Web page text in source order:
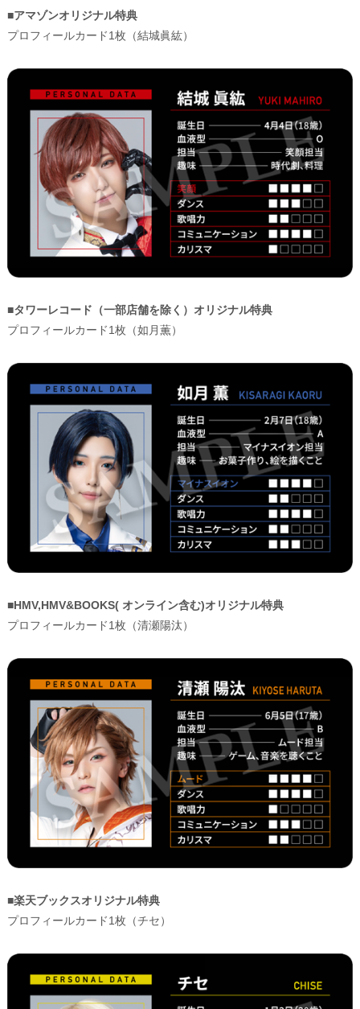
■アマゾンオリジナル特典
プロフィールカード1枚（結城眞紘）
■タワーレコード（一部店舗を除く）オリジナル特典
プロフィールカード1枚（如月薫）
■HMV,HMV&BOOKS( オンライン含む)オリジナル特典
プロフィールカード1枚（清瀬陽汰）
■楽天ブックスオリジナル特典
プロフィールカード1枚（チセ）